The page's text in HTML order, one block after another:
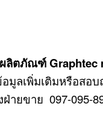
ตภัณฑ์ Graphtec
มูลเพิ่มเติมหรือสอบ
ฝ่ายขาย 097-095-